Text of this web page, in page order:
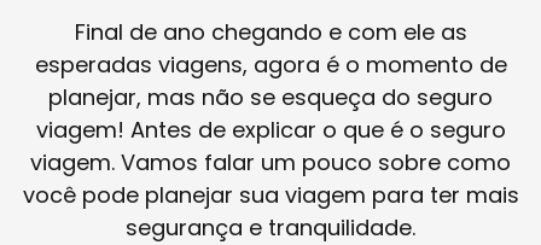
Final de ano chegando e com ele as
esperadas viagens, agora é o momento de
planejar, mas não se esqueça do seguro
viagem! Antes de explicar o que é o seguro
viagem. Vamos falar um pouco sobre como
você pode planejar sua viagem para ter mais
segurança e tranquilidade.